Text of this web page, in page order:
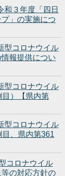
３年度「四日
」の実施につ
コロナウイル
報提供につい
コロナウイル
目）【県内第
コロナウイル
、県内第361
コロナウイル
の対応方針の